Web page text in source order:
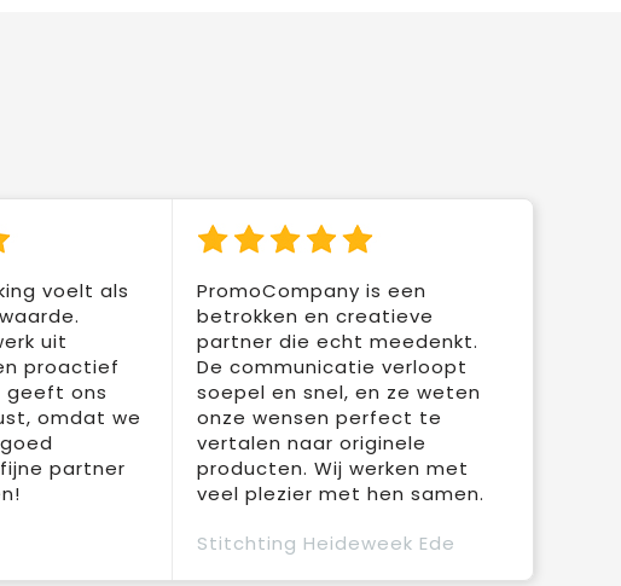
voelt als
uit
proactief
geeft ons
omdat we
partner
PromoCompany is een
betrokken en creatieve
partner die echt meedenkt.
De communicatie verloopt
soepel en snel, en ze weten
onze wensen perfect te
vertalen naar originele
producten. Wij werken met
veel plezier met hen samen.
Stitchting Heideweek Ede